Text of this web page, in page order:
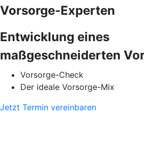
Vorsorge-Experten
Entwicklung eines
maßgeschneiderten
Vorsorge-Check
Der ideale Vorsorge-Mix
Jetzt Termin vereinbaren